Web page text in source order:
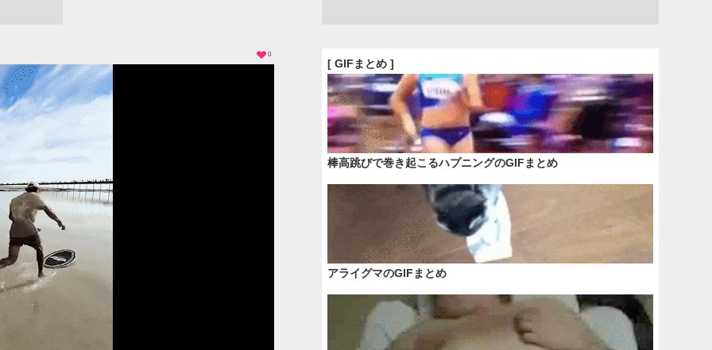
0
[ GIFまとめ ]
棒高跳びで巻き起こるハプニングのGIFまとめ
アライグマのGIFまとめ